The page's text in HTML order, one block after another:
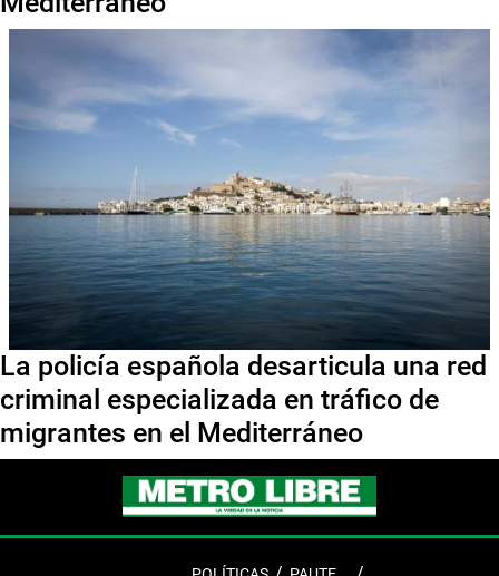
La policía española desarticula una red
criminal especializada en tráfico de
migrantes en el Mediterráneo